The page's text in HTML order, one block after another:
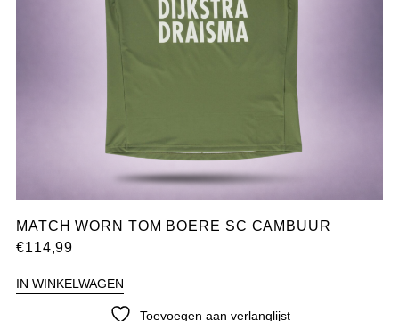
MATCH WORN TOM BOERE SC CAMBUUR
€114,99
IN WINKELWAGEN
Toevoegen aan verlanglijst